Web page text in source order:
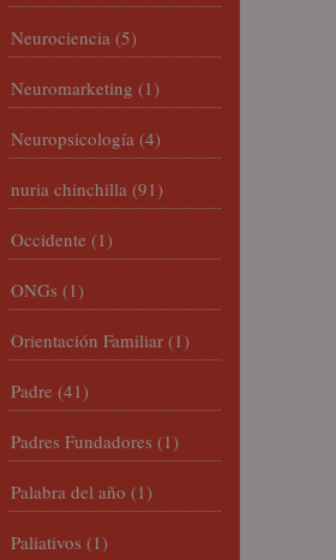
Neurociencia (5)
Neuromarketing (1)
Neuropsicología (4)
nuria chinchilla (91)
Occidente (1)
ONGs (1)
Orientación Familiar (1)
Padre (41)
Padres Fundadores (1)
Palabra del año (1)
Paliativos (1)